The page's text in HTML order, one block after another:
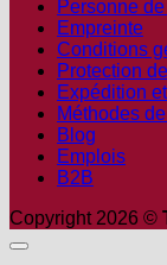
Personne
Empreinte
Conditions
Protection
Expédition
Méthodes
Blog
Emplois
B2B
Copyright 2026 ©